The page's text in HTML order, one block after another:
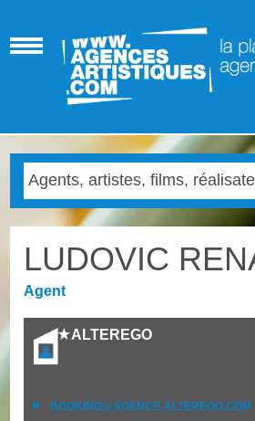
LUDOVIC
Agent
ALTEREGO
BOOKING@AGENCE-ALTEREGO.COM